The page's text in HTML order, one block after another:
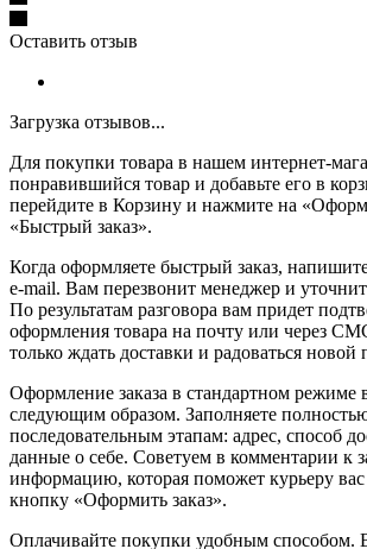
Оставить отзыв
Загрузка отзывов...
Для покупки товара в нашем интернет-
понравившийся товар и добавьте его в
перейдите в Корзину и нажмите на
«Быстрый заказ».
Когда оформляете быстрый заказ,
e-mail. Вам перезвонит менеджер и уточнит
По результатам разговора вам придет
оформления товара на почту или через
только ждать доставки и радоваться новой
Оформление заказа в стандартном режиме
следующим образом. Заполняете
последовательным этапам: адрес, способ
данные о себе. Советуем в комментарии к
информацию, которая поможет курьеру
кнопку «Оформить заказ».
Оплачивайте покупки удобным способом.